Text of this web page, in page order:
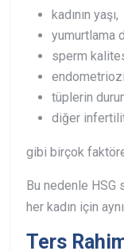
kadının yaşı,
yumurtlama
sperm
tüplerin
diğer
gibi birçok faktöre
Bu nedenle HSG
her kadın için
Ters